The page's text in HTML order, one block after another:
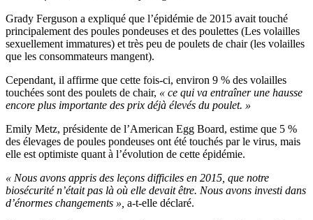
Grady Ferguson a expliqué que l’épidémie de 2015 avait touché
principalement des poules pondeuses et des poulettes (Les volailles
sexuellement immatures) et très peu de poulets de chair (les volailles
que les consommateurs mangent).
Cependant, il affirme que cette fois-ci, environ 9 % des volailles
touchées sont des poulets de chair, « ce qui va entraîner une hausse
encore plus importante des prix déjà élevés du poulet. »
Emily Metz, présidente de l’American Egg Board, estime que 5 %
des élevages de poules pondeuses ont été touchés par le virus, mais
elle est optimiste quant à l’évolution de cette épidémie.
« Nous avons appris des leçons difficiles en 2015, que notre
biosécurité n’était pas là où elle devait être. Nous avons investi dans
d’énormes changements », a-t-elle déclaré.